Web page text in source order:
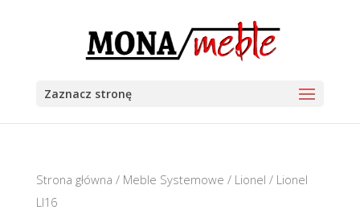
Zaznacz stronę
Strona główna / Meble Systemowe / Lionel / Lionel
LI16